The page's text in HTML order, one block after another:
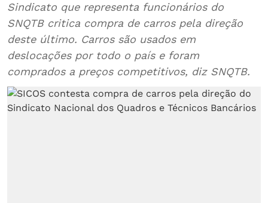
Sindicato que representa funcionários do
SNQTB critica compra de carros pela direção
deste último. Carros são usados em
deslocações por todo o país e foram
comprados a preços competitivos, diz SNQTB.